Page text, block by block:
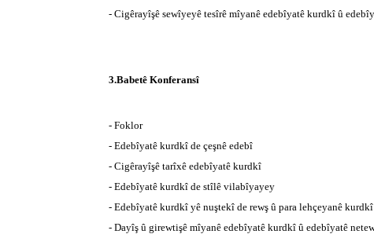
- Cigêrayîşê sewîyeyê tesîrê mîyanê edebîyatê kurdkî û
3.Babetê Konferansî
- Foklor
- Edebîyatê kurdkî de çeşnê edebî
- Cigêrayîşê tarîxê edebîyatê kurdkî
- Edebîyatê kurdkî de stîlê vilabîyayey
- Edebîyatê kurdkî yê nuştekî de rewş û para lehçeyanê kurdkî
- Dayîş û girewtişê mîyanê edebîyatê kurdkî û edebîyatê